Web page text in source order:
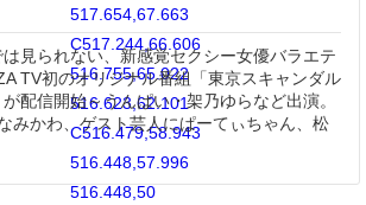
517.654,67.663
C517.244,66.606
516.755,65.022
516.623,62.101
C516.479,58.943
516.448,57.996
516.448,50
見られない、新感覚セクシー女優バラエテ
TV初のオリジナル番組「東京スキャンダル
配信開始～うんぱい・架乃ゆらなど出演。
みかわ、ゲスト芸人にぱーてぃちゃん、松